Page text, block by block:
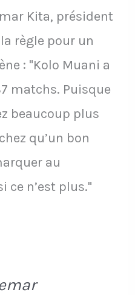
Kita, président
règle pour un
: "Kolo Muani a
matchs. Puisque
beaucoup plus
qu’un bon
au
ce n’est plus."